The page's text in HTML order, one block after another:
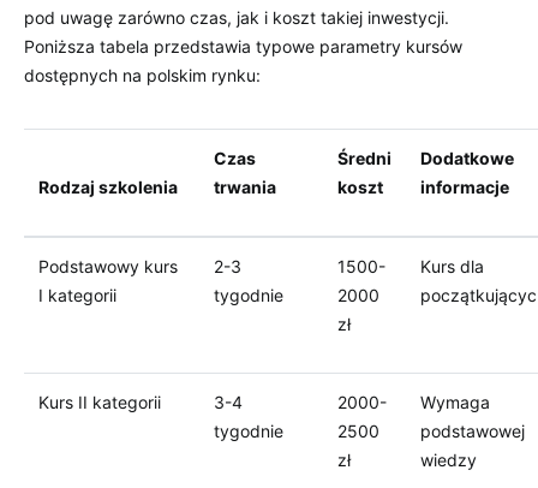
pod uwagę zarówno czas, jak i koszt takiej inwestycji.
Poniższa tabela przedstawia typowe parametry kursów
dostępnych na polskim rynku:
Rodzaj szkolenia
Czas
trwania
Średni
koszt
Dodatkowe
informacje
Podstawowy kurs
I kategorii
2-3
tygodnie
1500-
2000
zł
Kurs dla
Kurs II kategorii
3-4
tygodnie
2000-
2500
zł
Wymaga
podstawowej
wiedzy